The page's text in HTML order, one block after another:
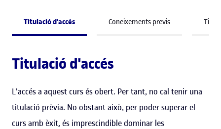
Titulació d'accés Coneixements previs
Titulació d'accés
L'accés a aquest curs és obert. Per tant, no cal tenir una
titulació prèvia. No obstant això, per poder superar el
curs amb èxit, és imprescindible dominar les